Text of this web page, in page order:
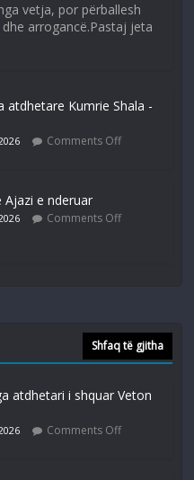
vetja, por përballesh
arrogancë.Pastaj jeta
atdhetare Kumrie Shala -
Comments Off
Ajazi e nderuar
Comments Off
Shfaq të gjitha
atdhetari i shquar Veton
Comments Off